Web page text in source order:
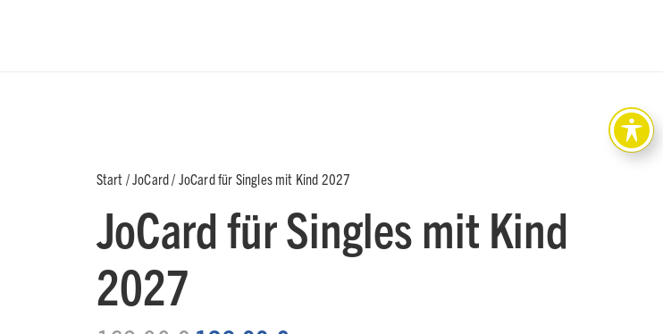
Start /JoCard/ JoCard für Singles mit Kind 2027
JoCard für Singles mit Kind
2027